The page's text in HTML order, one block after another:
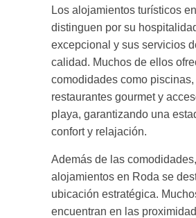
Los alojamientos turísticos
distinguen por su
excepcional y sus servicios
calidad. Muchos de ellos
comodidades como piscinas,
restaurantes gourmet y
playa, garantizando una
confort y relajación.
Además de las
alojamientos en Roda se
ubicación estratégica.
encuentran en las